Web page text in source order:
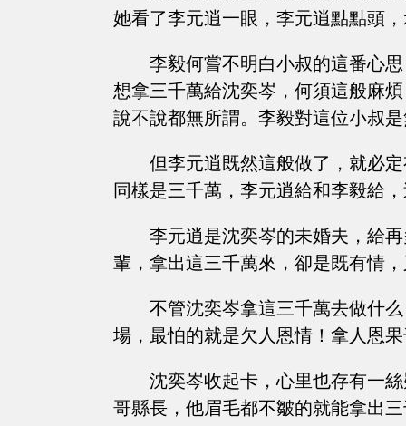
她看了李元逍一眼，李元逍點點頭
李毅何嘗不明白小叔的這番心
想拿三千萬給沈奕岑，何須這般麻
說不說都無所謂。李毅對這位小叔
但李元逍既然這般做了，就必
同樣是三千萬，李元逍給和李毅給
李元逍是沈奕岑的未婚夫，給
輩，拿出這三千萬來，卻是既有情
不管沈奕岑拿這三千萬去做什
場，最怕的就是欠人恩情！拿人恩
沈奕岑收起卡，心里也存有一
哥縣長，他眉毛都不皺的就能拿出